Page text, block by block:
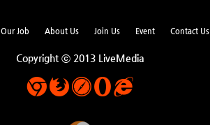
Our Job About Us Join Us Event Contact Us
Copyright ⓒ 2013 LiveMedia